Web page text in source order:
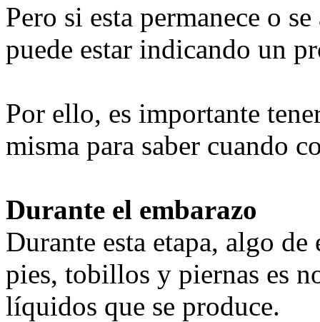
Pero si esta permanece o
puede estar indicando un
Por ello, es importante
misma para saber cuando
Durante el embarazo
Durante esta etapa, algo
pies, tobillos y piernas es
líquidos que se produce.